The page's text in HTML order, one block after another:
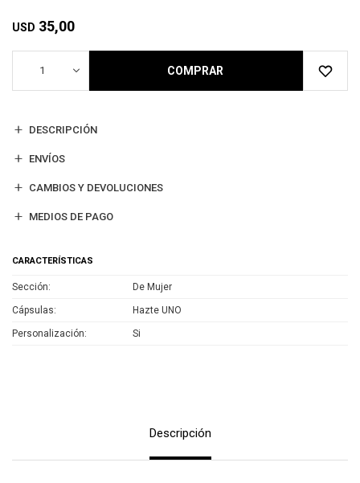
USD 35,00
1 COMPRAR
DESCRIPCIÓN
ENVÍOS
CAMBIOS Y DEVOLUCIONES
MEDIOS DE PAGO
CARACTERÍSTICAS
Sección De Mujer
Cápsulas Hazte UNO
Personalización Si
Descripción